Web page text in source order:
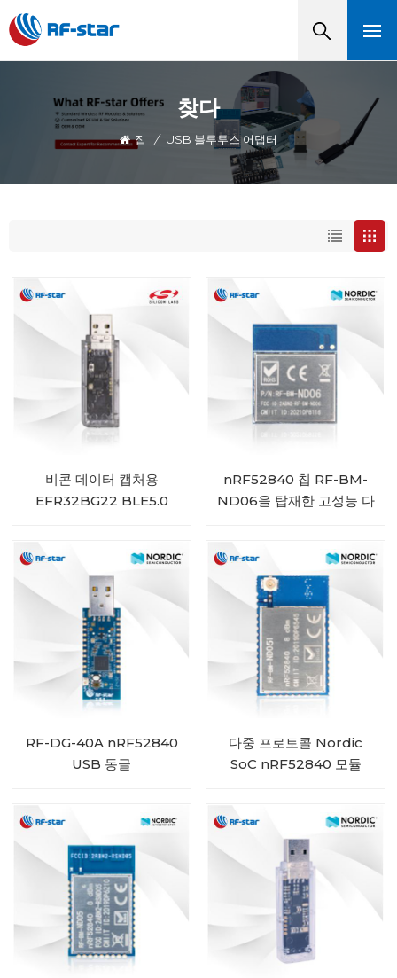
찾다
집 / USB 블루투스 어댑터
비콘 데이터 캡처용
EFR32BG22 BLE5.0
nRF52840 칩 RF-BM-
ND06을 탑재한 고성능 다
RF-DG-40A nRF52840
USB 동글
다중 프로토콜 Nordic
SoC nRF52840 모듈